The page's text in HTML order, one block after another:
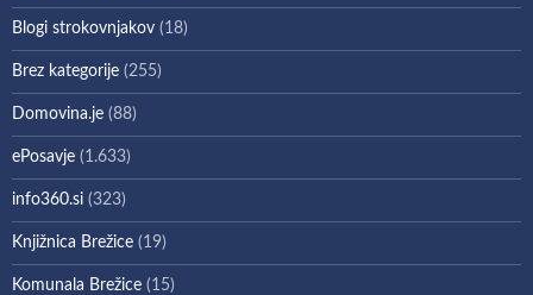
Blogi strokovnjakov (18)
Brez kategorije (255)
Domovina.je (88)
ePosavje (1.633)
info360.si (323)
Knjižnica Brežice (19)
Komunala Brežice (15)